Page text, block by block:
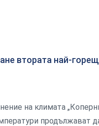
втората най-
на климата
продължават